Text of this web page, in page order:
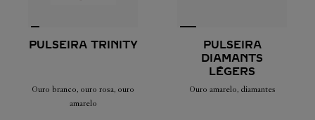
PULSEIRA TRINITY
Ouro branco, ouro rosa, ouro
amarelo
PULSEIRA
DIAMANTS
LÉGERS
Ouro amarelo, diamantes